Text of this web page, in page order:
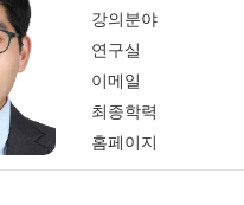
강의분야
연구실
이메일
최종학력
홈페이지